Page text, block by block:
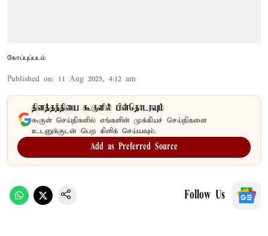
கோப்புப்படம்
Published on: 11 Aug 2025, 4:12 am
தினத்தந்தியை கூகுளில் பின்தொடரவும்
கூகுள் செய்திகளில் எங்களின் முக்கியச் செய்திகளை
உடனுக்குடன் பெற கிளிக் செய்யவும்.
Add as Preferred Source
Follow Us